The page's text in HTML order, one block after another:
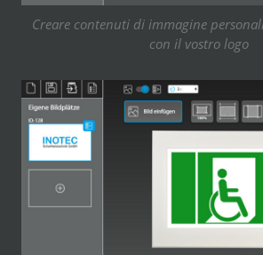
Creare contenuti di immagine
con il vostro logo